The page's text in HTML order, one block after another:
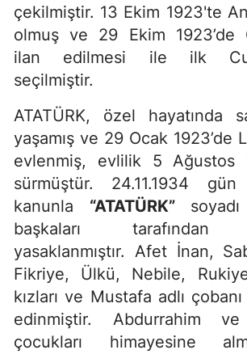
çekilmiştir. 13 Ekim 1923'te
olmuş ve 29 Ekim 1923’de
ilan edilmesi ile ilk
seçilmiştir.
ATATÜRK, özel hayatında
yaşamış ve 29 Ocak 1923’de
evlenmiş, evlilik 5 Ağustos
sürmüştür. 24.11.1934 gün
kanunla “ATATÜRK”
başkaları tarafından
yasaklanmıştır. Afet İnan,
Fikriye, Ülkü, Nebile,
kızları ve Mustafa adlı
edinmiştir. Abdurrahim
çocukları himayesine